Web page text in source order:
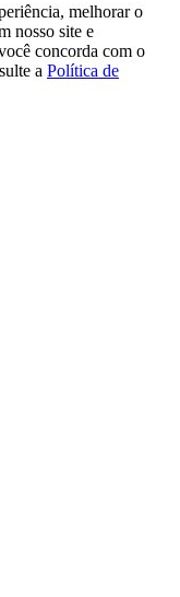
melhorar o
nosso site e
concorda com o
a Política de